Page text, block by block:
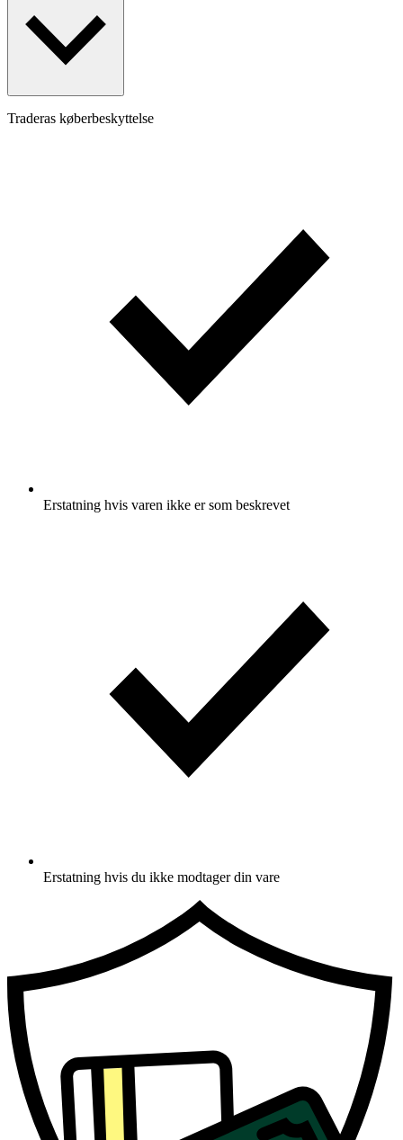
Traderas køberbeskyttelse
Erstatning hvis varen ikke er som beskrevet
Erstatning hvis du ikke modtager din vare